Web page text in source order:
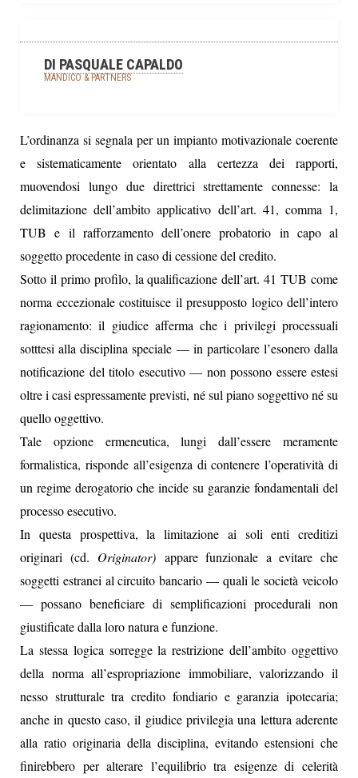
DI PASQUALE CAPALDO
MANDICO & PARTNERS
L’ordinanza si segnala per un impianto motivazionale coerente
e sistematicamente orientato alla certezza dei rapporti,
muovendosi lungo due direttrici strettamente connesse: la
delimitazione dell’ambito applicativo dell’art. 41, comma 1,
TUB e il rafforzamento dell’onere probatorio in capo al
soggetto procedente in caso di cessione del credito.
Sotto il primo profilo, la qualificazione dell’art. 41 TUB come
norma eccezionale costituisce il presupposto logico dell’intero
ragionamento: il giudice afferma che i privilegi processuali
sotttesi alla disciplina speciale — in particolare l’esonero dalla
notificazione del titolo esecutivo — non possono essere estesi
oltre i casi espressamente previsti, né sul piano soggettivo né su
quello oggettivo.
Tale opzione ermeneutica, lungi dall’essere meramente
formalistica, risponde all’esigenza di contenere l’operatività di
un regime derogatorio che incide su garanzie fondamentali del
processo esecutivo.
In questa prospettiva, la limitazione ai soli enti creditizi
originari (cd. Originator) appare funzionale a evitare che
soggetti estranei al circuito bancario — quali le società veicolo
— possano beneficiare di semplificazioni procedurali non
giustificate dalla loro natura e funzione.
La stessa logica sorregge la restrizione dell’ambito oggettivo
della norma all’espropriazione immobiliare, valorizzando il
nesso strutturale tra credito fondiario e garanzia ipotecaria;
anche in questo caso, il giudice privilegia una lettura aderente
alla ratio originaria della disciplina, evitando estensioni che
finirebbero per alterare l’equilibrio tra esigenze di celerità